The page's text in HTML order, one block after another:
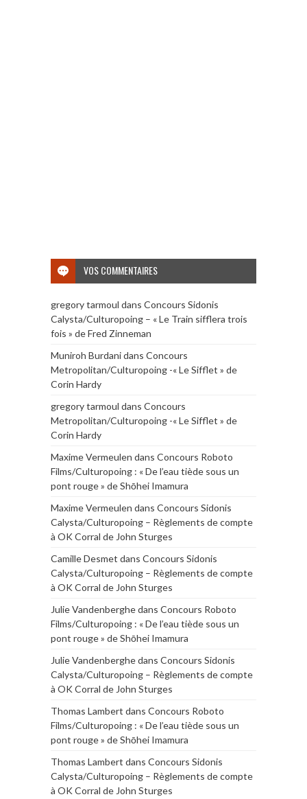
VOS COMMENTAIRES
gregory tarmoul dans Concours Sidonis
Calysta/Culturopoing – « Le Train sifflera trois
fois » de Fred Zinneman
Muniroh Burdanidans Concours
Metropolitan/Culturopoing -« Le Sifflet » de
Corin Hardy
gregory tarmoul dans Concours
Metropolitan/Culturopoing -« Le Sifflet » de
Corin Hardy
Maxime Vermeulen dans Concours Roboto
Films/Culturopoing : « De l’eau tiède sous un
pont rouge » de Shōhei Imamura
Maxime Vermeulen dans Concours Sidonis
Calysta/Culturopoing – Règlements de compte
à OK Corral de John Sturges
Camille Desmet dans Concours Sidonis
Calysta/Culturopoing – Règlements de compte
à OK Corral de John Sturges
Julie Vandenberghedans Concours Roboto
Films/Culturopoing : « De l’eau tiède sous un
pont rouge » de Shōhei Imamura
Julie Vandenberghedans Concours Sidonis
Calysta/Culturopoing – Règlements de compte
à OK Corral de John Sturges
Thomas Lambert dans Concours Roboto
Films/Culturopoing : « De l’eau tiède sous un
pont rouge » de Shōhei Imamura
Thomas Lambert dans Concours Sidonis
Calysta/Culturopoing – Règlements de compte
à OK Corral de John Sturges